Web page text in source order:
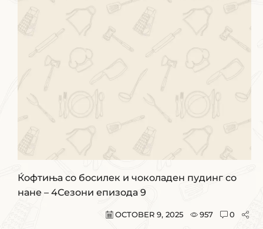
Ќофтиња со босилек и чоколаден пудинг со
нане – 4Сезони епизода 9
OCTOBER 9, 2025 957 0